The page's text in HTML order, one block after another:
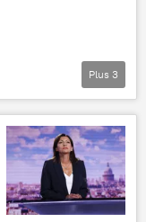
Plus 3